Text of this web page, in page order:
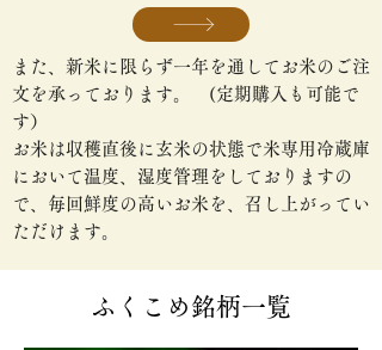
また、新米に限らず一年を通してお米のご注
文を承っております。 (定期購入も可能で
す）
お米は収穫直後に玄米の状態で米専用冷蔵庫
において温度、湿度管理をしておりますの
で、毎回鮮度の高いお米を、召し上がってい
ただけます。
ふくこめ銘柄一覧